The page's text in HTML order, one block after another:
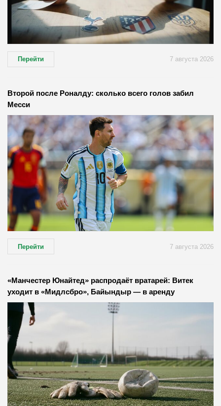
Перейти 7 августа 2026
Второй после Роналду: сколько всего голов забил
Месси
Перейти 7 августа 2026
«Манчестер Юнайтед» распродаёт вратарей: Витек
уходит в «Мидлсбро», Байындыр — в аренду